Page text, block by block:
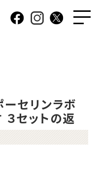
ーセリンラボ
セットの返